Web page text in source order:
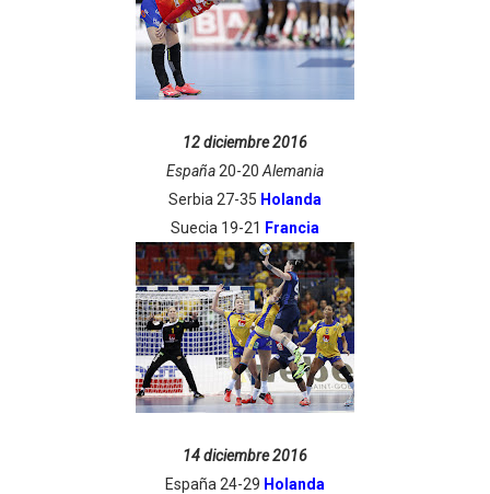
12 diciembre 2016
España20-20 Alemania
Serbia 27-35 Holanda
Suecia 19-21 Francia
14 diciembre 2016
España 24-29 Holanda